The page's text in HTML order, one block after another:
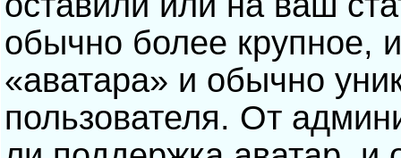
обычно более крупное,
«аватара» и обычно
пользователя. От